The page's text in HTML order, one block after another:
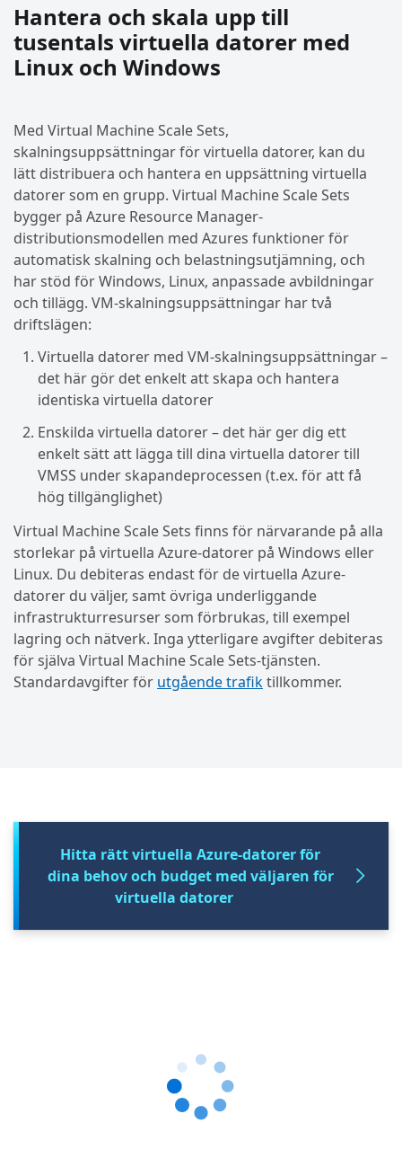
Hantera och skala upp till
tusentals virtuella datorer med
Linux och Windows
Med Virtual Machine Scale Sets,
skalningsuppsättningar för virtuella datorer, kan du
lätt distribuera och hantera en uppsättning virtuella
datorer som en grupp. Virtual Machine Scale Sets
bygger på Azure Resource Manager-
distributionsmodellen med Azures funktioner för
automatisk skalning och belastningsutjämning, och
har stöd för Windows, Linux, anpassade avbildningar
och tillägg. VM-skalningsuppsättningar har två
driftslägen:
Virtuella datorer med VM-skalningsuppsättningar –
det här gör det enkelt att skapa och hantera
identiska virtuella datorer
Enskilda virtuella datorer – det här ger dig ett
enkelt sätt att lägga till dina virtuella datorer till
VMSS under skapandeprocessen (t.ex. för att få
hög tillgänglighet)
Virtual Machine Scale Sets finns för närvarande på alla
storlekar på virtuella Azure-datorer på Windows eller
Linux. Du debiteras endast för de virtuella Azure-
datorer du väljer, samt övriga underliggande
infrastrukturresurser som förbrukas, till exempel
lagring och nätverk. Inga ytterligare avgifter debiteras
för själva Virtual Machine Scale Sets-tjänsten.
Standardavgifter för utgående trafiktillkommer.
Hitta rätt virtuella Azure-datorer för
dina behov och budget med väljaren för
virtuella datorer